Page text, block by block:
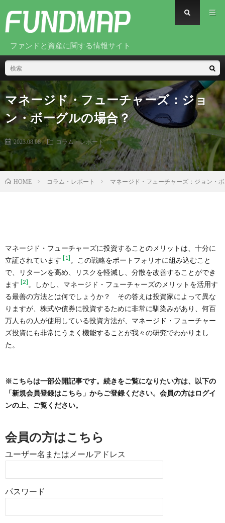
ファンドと資産に関する情報サイト
マネージド・フューチャーズ：ジョ
ン・ボーグルの場合？
2023.08.08 コラム・レポート
HOME コラム・レポート マネージド・フューチャーズ：ジョン・
マネージド・フューチャーズに投資することのメリットは、十分に
立証されています [1] 。この戦略をポートフォリオに組み込むこと
で、リターンを高め、リスクを軽減し、分散を改善することができ
ます [2] 。しかし、マネージド・フューチャーズのメリットを活用す
る最善の方法とは何でしょうか？ その答えは投資家によって異な
りますが、株式や債券に投資するために非常に馴染みがあり、何百
万人もの人が使用している投資方法が、マネージド・フューチャー
ズ投資にも非常にうまく機能することが我々の研究でわかりまし
た。
※こちらは一部公開記事です。続きをご覧になりたい方は、以下の
「新規会員登録はこちら」からご登録ください。会員の方はログイ
ンの上、ご覧ください。
会員の方はこちら
ユーザー名またはメールアドレス
パスワード